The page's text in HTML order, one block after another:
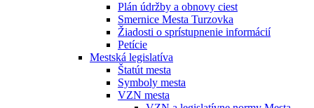
Plán údržby a obnovy ciest
Smernice Mesta Turzovka
Žiadosti o sprístupnenie informácií
Petície
Mestská legislatíva
Štatút mesta
Symboly mesta
VZN mesta